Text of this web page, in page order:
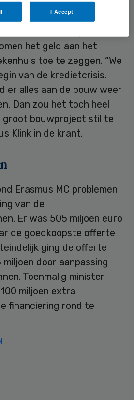
veel kwijt over de kwestie.
het geld aan het
toe te zeggen. “We
van de kredietcrisis.
er alles aan de bouw weer
Dan zou het toch heel
groot bouwproject stil te
Klink in de krant.
Erasmus MC problemen
van de
Er was 505 miljoen euro
de goedkoopste offerte
ging de offerte
miljoen door aanpassing
Toenmalig minister
miljoen extra
financiering rond te
I Accept